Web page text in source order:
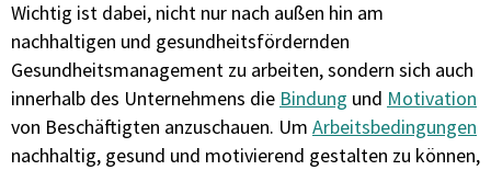
Wichtig ist dabei, nicht nur nach außen hin am
nachhaltigen und gesundheitsfördernden
Gesundheitsmanagement zu arbeiten, sondern sich auch
innerhalb des Unternehmens die Bindung und Motivation
von Beschäftigten anzuschauen. Um Arbeitsbedingungen
nachhaltig, gesund und motivierend gestalten zu können,